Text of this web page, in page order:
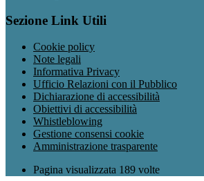
Sezione Link Utili
Cookie policy
Note legali
Informativa Privacy
Ufficio Relazioni con il Pubblico
Dichiarazione di accessibilità
Obiettivi di accessibilità
Whistleblowing
Gestione consensi cookie
Amministrazione trasparente
Pagina visualizzata 189 volte